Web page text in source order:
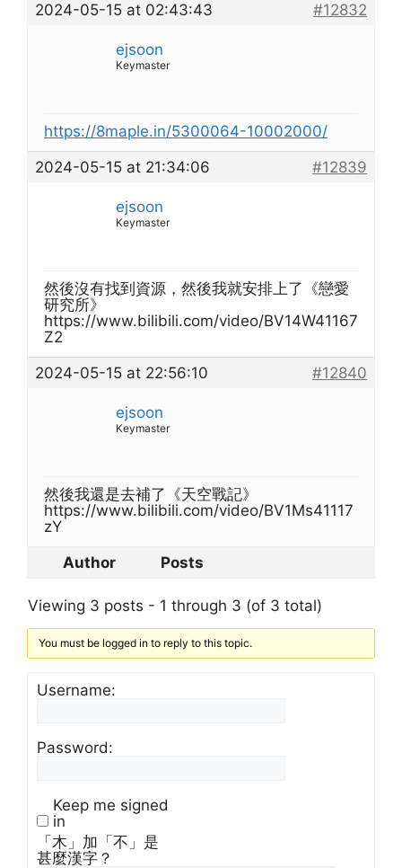
2024-05-15 at 02:43:43
#12832
ejsoon
Keymaster
https://8maple.in/5300064-10002000/
2024-05-15 at 21:34:06
#12839
ejsoon
Keymaster
然後沒有找到資源，然後我就安排上了《戀愛
研究所》
https://www.bilibili.com/video/BV14W41167
Z2
2024-05-15 at 22:56:10
#12840
ejsoon
Keymaster
然後我還是去補了《天空戰記》
https://www.bilibili.com/video/BV1Ms41117
zY
Author
Posts
Viewing 3 posts - 1 through 3 (of 3 total)
You must be logged in to reply to this topic.
Username:
Password:
Keep me signed
in
「木」加「不」是
甚麼漢字？